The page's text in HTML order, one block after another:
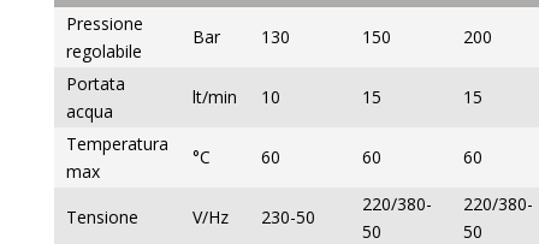
Pressione
regolabile
Bar 130 150 200
Portata
acqua
lt/min 10 15 15
Temperatura
max
°C 60 60 60
Tensione V/Hz 230-50
220/380-
50
220/380-
50